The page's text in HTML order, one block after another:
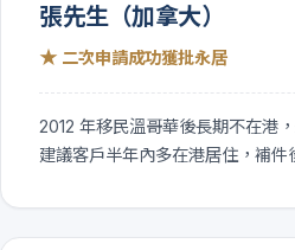
張先生（加拿大）
★ 二次申請成功獲批永居
2012 年移民溫哥華後長期不在港
建議客戶半年內多在港居住，補件